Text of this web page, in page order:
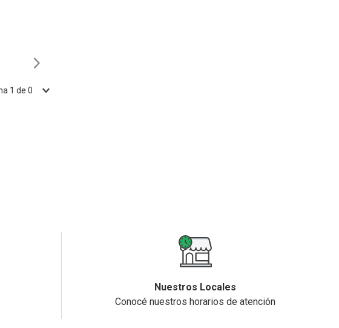
1 de 0
Nuestros Locales
Conocé nuestros horarios de atención